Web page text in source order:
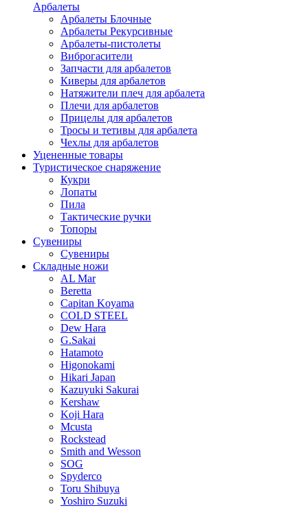
Арбалеты
Арбалеты Блочные
Арбалеты Рекурсивные
Арбалеты-пистолеты
Виброгасители
Запчасти для арбалетов
Киверы для арбалетов
Натяжители плеч для арбалета
Плечи для арбалетов
Прицелы для арбалетов
Тросы и тетивы для арбалета
Чехлы для арбалетов
Уцененные товары
Туристическое снаряжение
Кукри
Лопаты
Пила
Тактические ручки
Топоры
Сувениры
Сувениры
Складные ножи
AL Mar
Beretta
Capitan Koyama
COLD STEEL
Dew Hara
G.Sakai
Hatamoto
Higonokami
Hikari Japan
Kazuyuki Sakurai
Kershaw
Koji Hara
Mcusta
Rockstead
Smith and Wesson
SOG
Spyderco
Toru Shibuya
Yoshiro Suzuki